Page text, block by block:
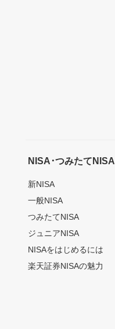
NISA･つみたてNISA
新NISA
一般NISA
つみたてNISA
ジュニアNISA
NISAをはじめるには
楽天証券NISAの魅力